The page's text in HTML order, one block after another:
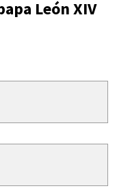
León XIV